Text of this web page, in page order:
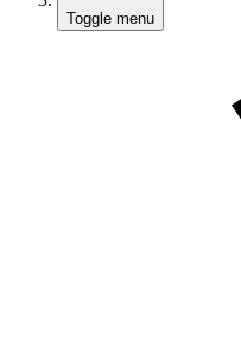
Toggle menu